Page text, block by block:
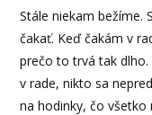
Stále niekam bežíme.
čakať. Keď čakám v
prečo to trvá tak
v rade, nikto sa
na hodinky, čo